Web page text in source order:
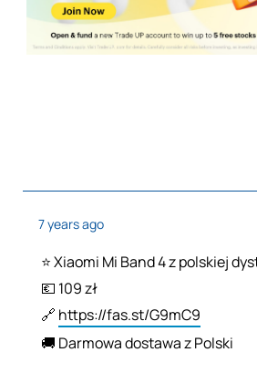
7 years ago
⭐️ Xiaomi Mi Band 4 z polskiej
💶 109 zł
🔗 https://fas.st/G9mC9
🚚 Darmowa dostawa z Polski